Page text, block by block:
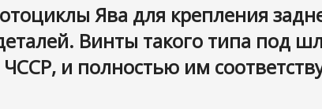
Ява для крепления
Винты такого типа под
и полностью им